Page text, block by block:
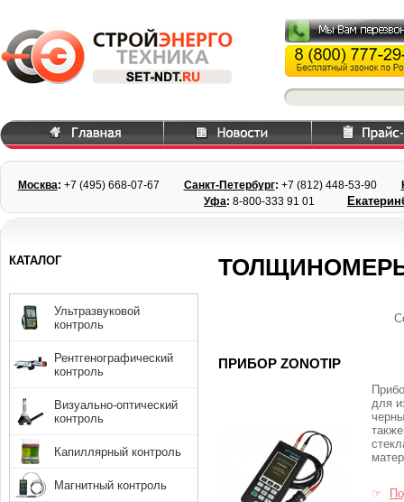
Москва: +7 (495) 668-07-67 Санкт-Петербург: +7 (812) 448-53-90
Уфа: 8-800-333 91 01
ПРИБОР ZONOTIP
для
☞
КАТАЛОГ
Ультразвуковой
контроль
Рентгенографический
контроль
Визуально-оптический
контроль
Капиллярный контроль
Магнитный контроль